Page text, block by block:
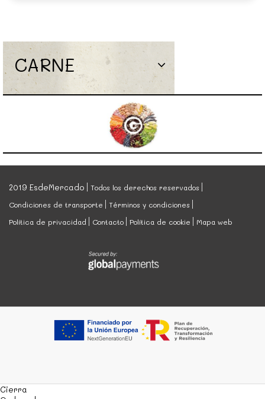
CARNE
2019 EsdeMercado
Todos los derechos reservados
Condiciones de transporte
Términos y condiciones
Política de privacidad
Contacto Política de cookie Mapa web
Cierra